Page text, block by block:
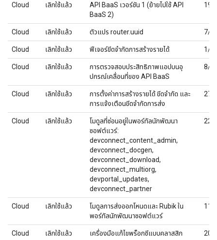
Cloud เลิกใช้แล้ว
API BaaS เวอร์ชัน 1 (ย้ายไปใช้ API
BaaS 2)
19/
Cloud เลิกใช้แล้ว ตัวแปร router.uuid 7/
Cloud เลิกใช้แล้ว ฟีเจอร์ขีดจำกัดการสร้างรายได้ 1/
Cloud เลิกใช้แล้ว
การตรวจสอบประสิทธิภาพแอปบนอุ
ปกรณ์เคลื่อนที่ของ API BaaS
8/
Cloud เลิกใช้แล้ว
การตั้งค่าการสร้างรายได้ ขีดจำกัด และ
การแจ้งเตือนขีดจำกัดการส่ง
27/
Cloud เลิกใช้แล้ว
โมดูลที่ซ่อนอยู่ในพอร์ทัลนักพัฒนา
ซอฟต์แวร์:
devconnect_content_admin,
devconnect_docgen,
devconnect_download,
devconnect_multiorg,
devportal_updates,
devconnect_partner
22/
Cloud เลิกใช้แล้ว
โมดูลการส่งออกโหนดและ Rubik ใน
พอร์ทัลนักพัฒนาซอฟต์แวร์
11/
Cloud เลิกใช้แล้ว เครื่องมือแก้ไขพร็อกซีแบบคลาสสิก 20/